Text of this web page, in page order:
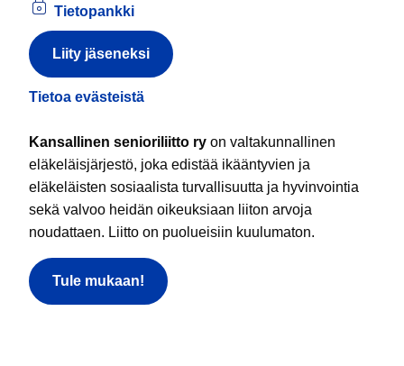
Tietopankki
Liity jäseneksi
Tietoa evästeistä
Kansallinen senioriliitto ry on valtakunnallinen
eläkeläisjärjestö, joka edistää ikääntyvien ja
eläkeläisten sosiaalista turvallisuutta ja hyvinvointia
sekä valvoo heidän oikeuksiaan liiton arvoja
noudattaen. Liitto on puolueisiin kuulumaton.
Tule mukaan!